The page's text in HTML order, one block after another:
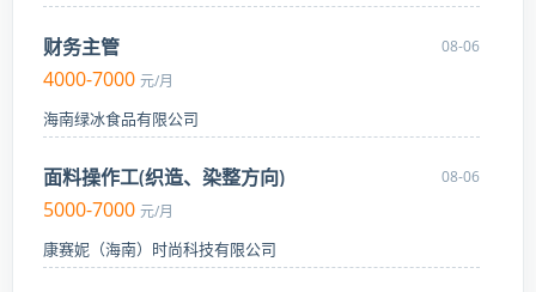
08-06
财务主管
4000-7000 元/月
海南绿冰食品有限公司
08-06
面料操作工(织造、染整方向)
5000-7000 元/月
康赛妮（海南）时尚科技有限公司